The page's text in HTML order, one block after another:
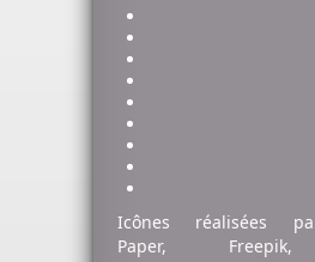
Icônes réalisées
Paper, Freepik